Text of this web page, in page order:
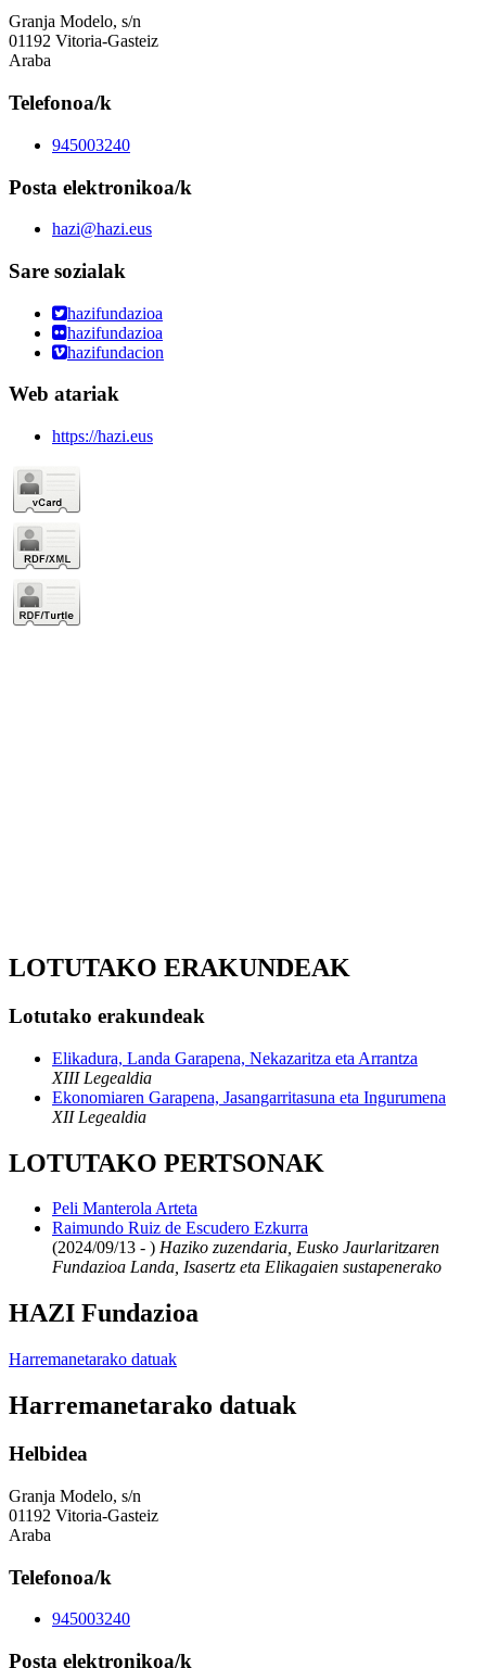
Granja Modelo, s/n
01192 Vitoria-Gasteiz
Araba
Telefonoa/k
945003240
Posta elektronikoa/k
hazi@hazi.eus
Sare sozialak
hazifundazioa
hazifundazioa
hazifundacion
Web atariak
https://hazi.eus
LOTUTAKO ERAKUNDEAK
Lotutako erakundeak
Elikadura, Landa Garapena, Nekazaritza eta Arrantza
XIII Legealdia
Ekonomiaren Garapena, Jasangarritasuna eta Ingurumena
XII Legealdia
LOTUTAKO PERTSONAK
Peli Manterola Arteta
Raimundo Ruiz de Escudero Ezkurra
(2024/09/13 - ) Haziko zuzendaria, Eusko Jaurlaritzaren
Fundazioa Landa, Isasertz eta Elikagaien sustapenerako
HAZI Fundazioa
Harremanetarako datuak
Harremanetarako datuak
Helbidea
Granja Modelo, s/n
01192 Vitoria-Gasteiz
Araba
Telefonoa/k
945003240
Posta elektronikoa/k